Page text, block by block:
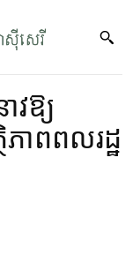
ឱ្យ​
ភាព​ពលរដ្ឋ​